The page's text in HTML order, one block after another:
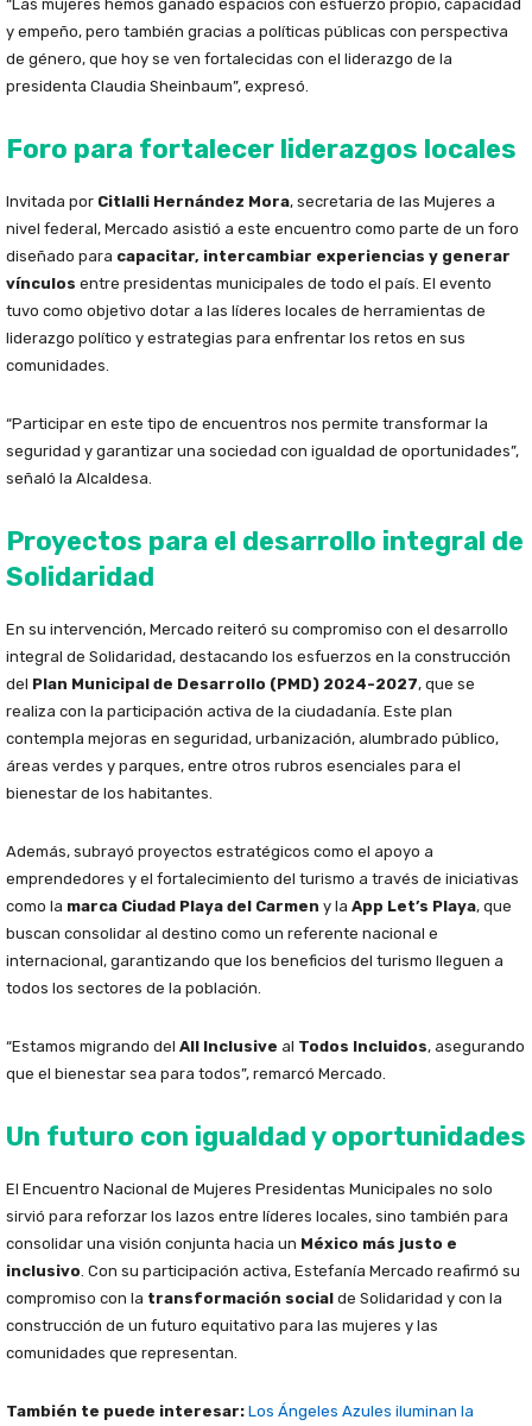
“Las mujeres hemos ganado espacios con esfuerzo propio, capacidad
y empeño, pero también gracias a políticas públicas con perspectiva
de género, que hoy se ven fortalecidas con el liderazgo de la
presidenta Claudia Sheinbaum”, expresó.
Foro para fortalecer liderazgos locales
Invitada por Citlalli Hernández Mora, secretaria de las Mujeres a
nivel federal, Mercado asistió a este encuentro como parte de un foro
diseñado para capacitar, intercambiar experiencias y generar
vínculos entre presidentas municipales de todo el país. El evento
tuvo como objetivo dotar a las líderes locales de herramientas de
liderazgo político y estrategias para enfrentar los retos en sus
comunidades.
“Participar en este tipo de encuentros nos permite transformar la
seguridad y garantizar una sociedad con igualdad de oportunidades”,
señaló la Alcaldesa.
Proyectos para el desarrollo integral de
Solidaridad
En su intervención, Mercado reiteró su compromiso con el desarrollo
integral de Solidaridad, destacando los esfuerzos en la construcción
del Plan Municipal de Desarrollo (PMD) 2024-2027, que se
realiza con la participación activa de la ciudadanía. Este plan
contempla mejoras en seguridad, urbanización, alumbrado público,
áreas verdes y parques, entre otros rubros esenciales para el
bienestar de los habitantes.
Además, subrayó proyectos estratégicos como el apoyo a
emprendedores y el fortalecimiento del turismo a través de iniciativas
como la marca Ciudad Playa del Carmen y la App Let’s Playa, que
buscan consolidar al destino como un referente nacional e
internacional, garantizando que los beneficios del turismo lleguen a
todos los sectores de la población.
“Estamos migrando del All Inclusive al Todos Incluidos, asegurando
que el bienestar sea para todos”, remarcó Mercado.
Un futuro con igualdad y oportunidades
El Encuentro Nacional de Mujeres Presidentas Municipales no solo
sirvió para reforzar los lazos entre líderes locales, sino también para
consolidar una visión conjunta hacia un México más justo e
inclusivo. Con su participación activa, Estefanía Mercado reafirmó su
compromiso con la transformación social de Solidaridad y con la
construcción de un futuro equitativo para las mujeres y las
comunidades que representan.
También te puede interesar: Los Ángeles Azules iluminan la